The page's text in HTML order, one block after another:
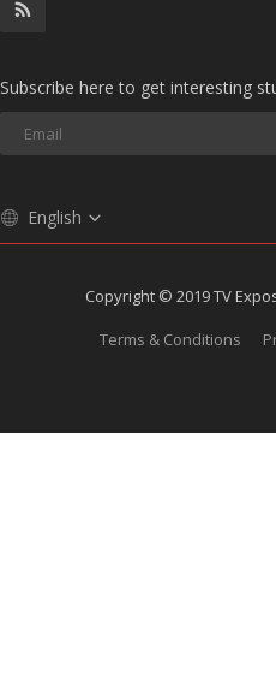
Subscribe here to get interesting
English
Copyright © 2019 TV
Terms & Conditions